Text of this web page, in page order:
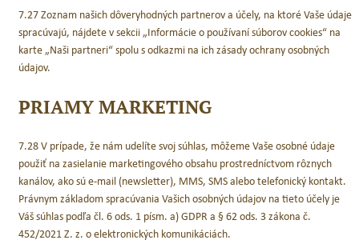
7.27 Zoznam našich dôveryhodných partnerov a účely, na ktoré Vaše údaje
spracúvajú, nájdete v sekcii „Informácie o používaní súborov cookies“ na
karte „Naši partneri“ spolu s odkazmi na ich zásady ochrany osobných
údajov.
PRIAMY MARKETING
7.28 V prípade, že nám udelíte svoj súhlas, môžeme Vaše osobné údaje
použiť na zasielanie marketingového obsahu prostredníctvom rôznych
kanálov, ako sú e-mail (newsletter), MMS, SMS alebo telefonický kontakt.
Právnym základom spracúvania Vašich osobných údajov na tieto účely je
Váš súhlas podľa čl. 6 ods. 1 písm. a) GDPR a § 62 ods. 3 zákona č.
452/2021 Z. z. o elektronických komunikáciách.